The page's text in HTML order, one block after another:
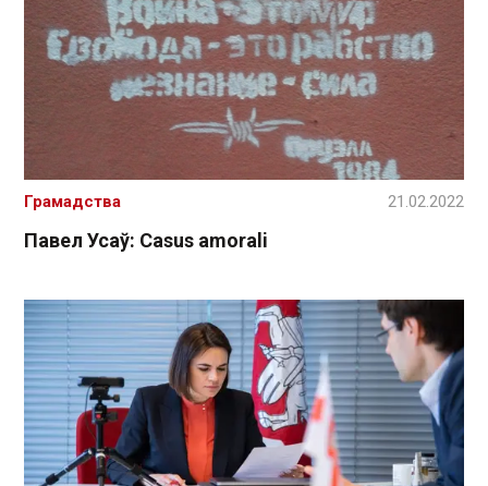
Павел Усаў: Casus amorali
Грамадства 21.02.2022